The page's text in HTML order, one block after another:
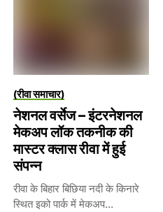
(रीवा समाचार)
नेशनल वर्सेज – इंटरनेशनल
मेकअप लॉक तकनीक की
मास्टर क्लास रीवा में हुई
संपन्न
रीवा के बिहार बिछिया नदी के किनारे
स्थित इको पार्क में मेकअप...